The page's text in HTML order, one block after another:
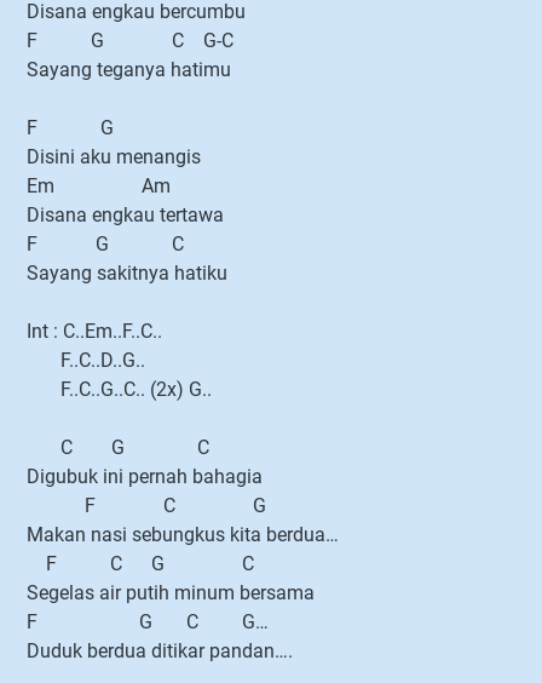
Disana engkau bercumbu
F G C G-C
Sayang teganya hatimu
F G
Disini aku menangis
Em Am
Disana engkau tertawa
F G C
Sayang sakitnya hatiku
Int : C..Em..F..C..
F..C..D..G..
F..C..G..C.. (2x) G..
C G C
Digubuk ini pernah bahagia
F C G
Makan nasi sebungkus kita berdua…
F C G C
Segelas air putih minum bersama
F G C G…
Duduk berdua ditikar pandan….